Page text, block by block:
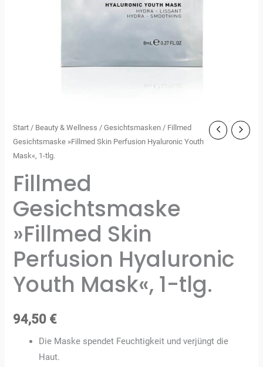
Start / Beauty & Wellness /Gesichtsmasken / Fillmed
Gesichtsmaske »Fillmed Skin Perfusion Hyaluronic Youth
Mask«, 1-tlg.
Fillmed
Gesichtsmaske
»Fillmed Skin
Perfusion Hyaluronic
Youth Mask«, 1-tlg.
94,50 €
Die Maske spendet Feuchtigkeit und verjüngt die
Haut.